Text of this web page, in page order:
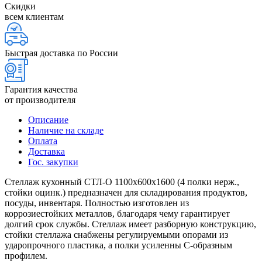
Скидки
всем клиентам
Быстрая доставка по России
Гарантия качества
от производителя
Описание
Наличие на складе
Оплата
Доставка
Гос. закупки
Стеллаж кухонный СТЛ-О 1100х600х1600 (4 полки нерж.,
стойки оцинк.) предназначен для складирования продуктов,
посуды, инвентаря. Полностью изготовлен из
коррозиестойких металлов, благодаря чему гарантирует
долгий срок службы. Стеллаж имеет разборную конструкцию,
стойки стеллажа снабжены регулируемыми опорами из
ударопрочного пластика, а полки усиленны С-образным
профилем.